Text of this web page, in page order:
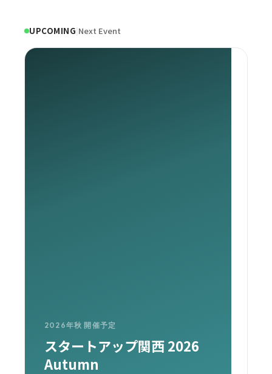
UPCOMING Next Event
2026年秋 開催予定
スタートアップ関西 2026
Autumn